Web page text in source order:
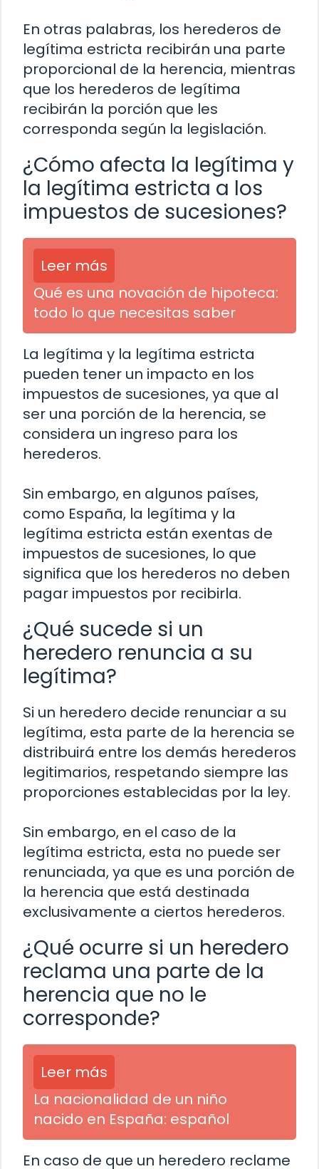
En otras palabras, los herederos de
legítima estricta recibirán una parte
proporcional de la herencia, mientras
que los herederos de legítima
recibirán la porción que les
corresponda según la legislación.
¿Cómo afecta la legítima y
la legítima estricta a los
impuestos de sucesiones?
Leer más
Qué es una novación de hipoteca:
todo lo que necesitas saber
La legítima y la legítima estricta
pueden tener un impacto en los
impuestos de sucesiones, ya que al
ser una porción de la herencia, se
considera un ingreso para los
herederos.
Sin embargo, en algunos países,
como España, la legítima y la
legítima estricta están exentas de
impuestos de sucesiones, lo que
significa que los herederos no deben
pagar impuestos por recibirla.
¿Qué sucede si un
heredero renuncia a su
legítima?
Si un heredero decide renunciar a su
legítima, esta parte de la herencia se
distribuirá entre los demás herederos
legitimarios, respetando siempre las
proporciones establecidas por la ley.
Sin embargo, en el caso de la
legítima estricta, esta no puede ser
renunciada, ya que es una porción de
la herencia que está destinada
exclusivamente a ciertos herederos.
¿Qué ocurre si un heredero
reclama una parte de la
herencia que no le
corresponde?
Leer más
La nacionalidad de un niño
nacido en España: español
En caso de que un heredero reclame